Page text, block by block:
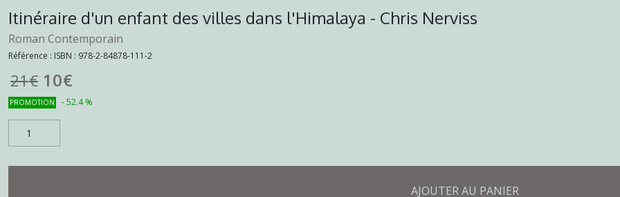
Itinéraire d'un enfant des villes dans l'Himalaya - Chris Nerviss
Roman Contemporain
Référence : ISBN : 978-2-84878-111-2
21€ 10€
PROMOTION -52.4 %
AJOUTER AU PANIER